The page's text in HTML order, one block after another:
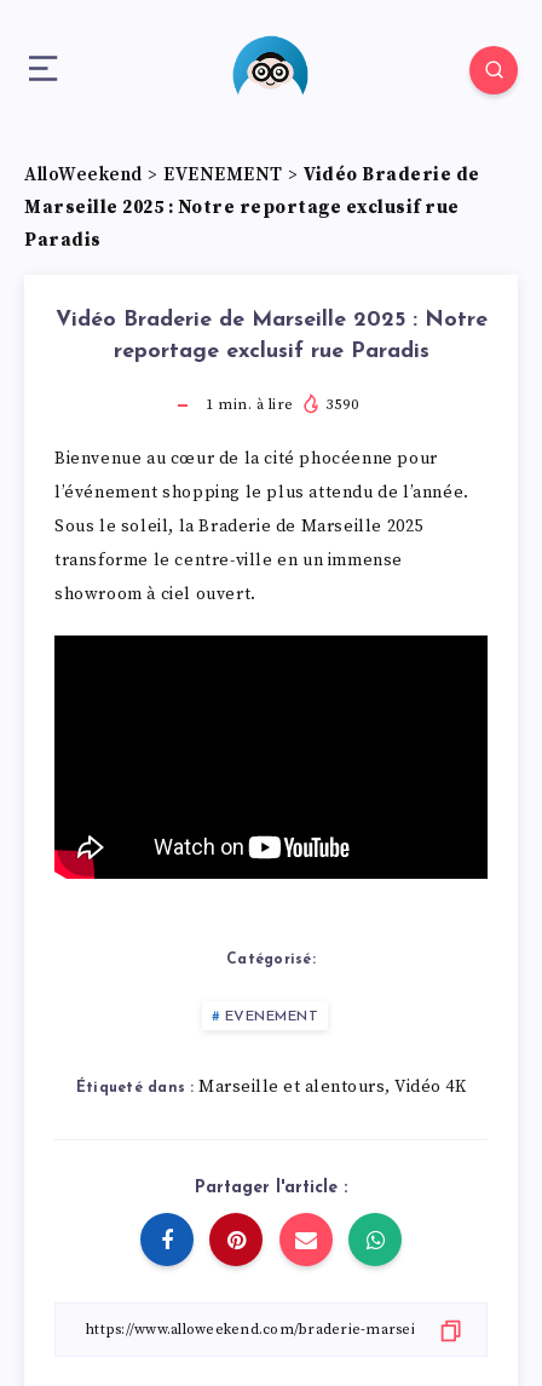
AlloWeekend > EVENEMENT > Vidéo Braderie de
Marseille 2025 : Notre reportage exclusif rue
Paradis
Vidéo Braderie de Marseille 2025 : Notre
reportage exclusif rue Paradis
1 min. à lire 3590
Bienvenue au cœur de la cité phocéenne pour
l’événement shopping le plus attendu de l’année.
Sous le soleil, la Braderie de Marseille 2025
transforme le centre-ville en un immense
showroom à ciel ouvert.
Catégorisé:
EVENEMENT
Étiqueté dans : Marseille et alentours,Vidéo 4K
Partager l'article :